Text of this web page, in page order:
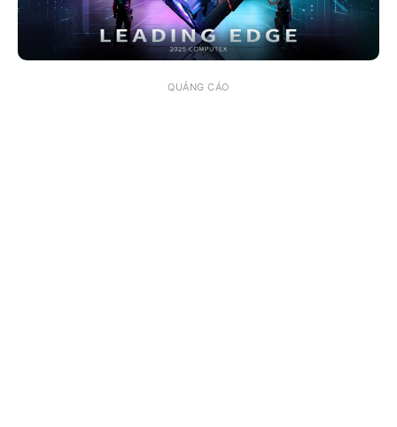
QUẢNG CÁO